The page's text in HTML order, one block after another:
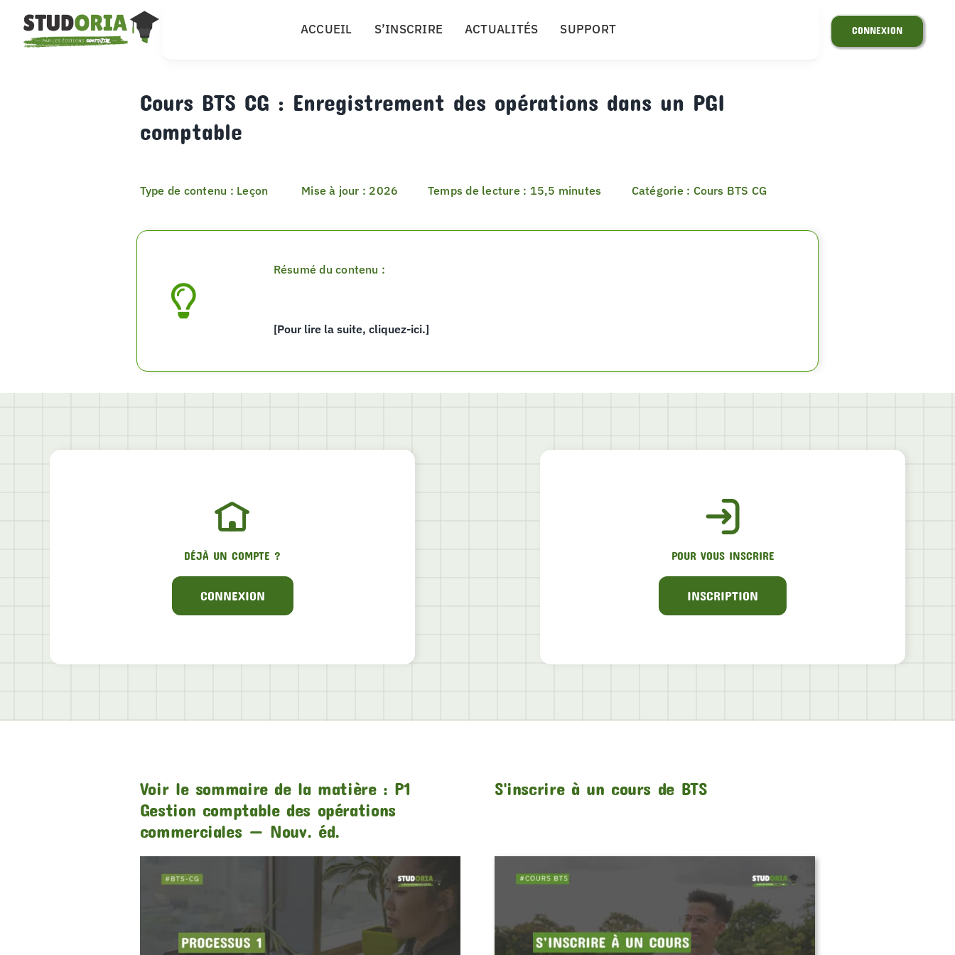
contenu
ACCUEIL S’INSCRIRE ACTUALITÉS SUPPORT CONNEXION
Cours BTS CG : Enregistrement des opérations dans un PGI
comptable
Type de contenu : Leçon Mise à jour : 2026 Temps de lecture : 15,5 minutes Catégorie : Cours BTS CG
Résumé du contenu :
[Pour lire la suite, cliquez-ici.]
DÉJÀ UN COMPTE ?
CONNEXION
POUR VOUS INSCRIRE
INSCRIPTION
Voir le sommaire de la matière : P1
Gestion comptable des opérations
commerciales — Nouv. éd.
S'inscrire à un cours de BTS